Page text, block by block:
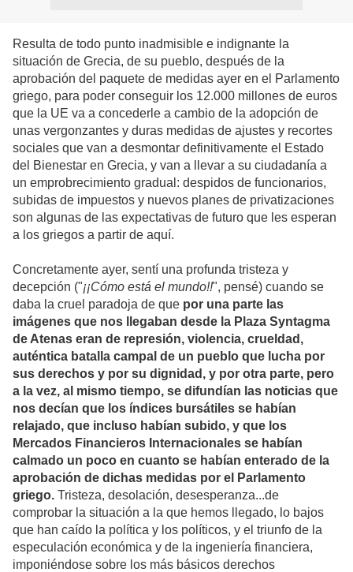
Resulta de todo punto inadmisible e indignante la
situación de Grecia, de su pueblo, después de la
aprobación del paquete de medidas ayer en el Parlamento
griego, para poder conseguir los 12.000 millones de euros
que la UE va a concederle a cambio de la adopción de
unas vergonzantes y duras medidas de ajustes y recortes
sociales que van a desmontar definitivamente el Estado
del Bienestar en Grecia, y van a llevar a su ciudadanía a
un emprobrecimiento gradual: despidos de funcionarios,
subidas de impuestos y nuevos planes de privatizaciones
son algunas de las expectativas de futuro que les esperan
a los griegos a partir de aquí.
Concretamente ayer, sentí una profunda tristeza y
decepción ("¡¡Cómo está el mundo!!", pensé) cuando se
daba la cruel paradoja de que por una parte las
imágenes que nos llegaban desde la Plaza Syntagma
de Atenas eran de represión, violencia, crueldad,
auténtica batalla campal de un pueblo que lucha por
sus derechos y por su dignidad, y por otra parte, pero
a la vez, al mismo tiempo, se difundían las noticias que
nos decían que los índices bursátiles se habían
relajado, que incluso habían subido, y que los
Mercados Financieros Internacionales se habían
calmado un poco en cuanto se habían enterado de la
aprobación de dichas medidas por el Parlamento
griego. Tristeza, desolación, desesperanza...de
comprobar la situación a la que hemos llegado, lo bajos
que han caído la política y los políticos, y el triunfo de la
especulación económica y de la ingeniería financiera,
imponiéndose sobre los más básicos derechos